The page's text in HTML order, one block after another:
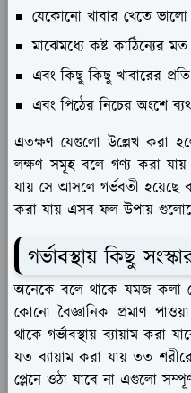
যেকোনো খাবার খেতে ভালো
মাঝেমধ্যে কষ্ট কাঠিন্যের
এবং কিছু কিছু খাবারের
এবং পিঠের নিচের অংশে
এতক্ষণ যেগুলো উল্লেখ করা
লক্ষণ সমূহ বলে গণ্য করা
যায় সে আসলে গর্ভবতী হয়েছে
করা যায় এসব ফল উপায়
গর্ভাবস্থায় কিছু
অনেকে বলে থাকে যমজ কলা
কোনো বৈজ্ঞানিক প্রমাণ
থাকে গর্ভাবস্থায় ব্যায়াম করা
যত ব্যায়াম করা যায় তত
প্লেনে ওঠা যাবে না এগুলো